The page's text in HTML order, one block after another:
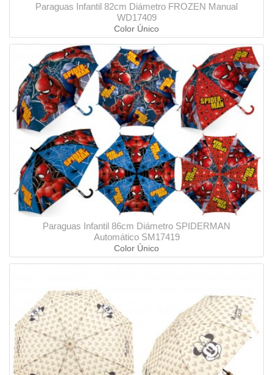
Paraguas Infantil 82cm Diámetro FROZEN Manual
WD17409
Color Único
Paraguas Infantil 86cm Diámetro SPIDERMAN
Automático SM17419
Color Único